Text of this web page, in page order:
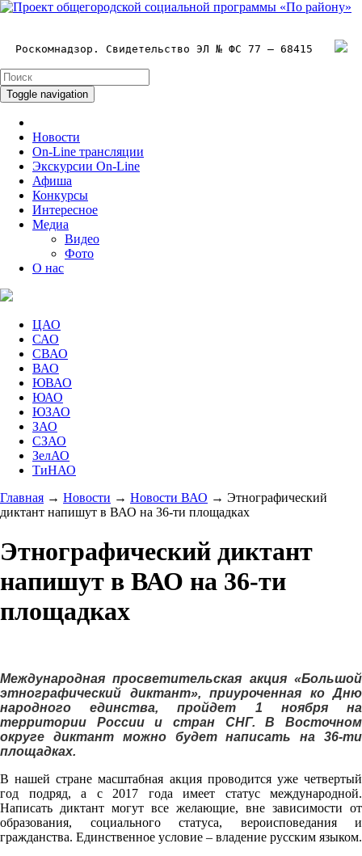
Роскомнадзор. Свидетельство ЭЛ № ФС 77 – 68415
Toggle navigation
Новости
On-Line трансляции
Экскурсии On-Line
Афиша
Конкурсы
Интересное
Медиа
Видео
Фото
О нас
ЦАО
САО
СВАО
ВАО
ЮВАО
ЮАО
ЮЗАО
ЗАО
СЗАО
ЗелАО
ТиНАО
Главная → Новости → Новости ВАО → Этнографический
диктант напишут в ВАО на 36-ти площадках
Этнографический диктант
напишут в ВАО на 36-ти
площадках
Международная просветительская акция «Большой
этнографический диктант», приуроченная ко Дню
народного единства, пройдет 1 ноября на
территории России и стран СНГ. В Восточном
округе диктант можно будет написать на 36-ти
площадках.
В нашей стране масштабная акция проводится уже четвертый
год подряд, а с 2017 года имеет статус международной.
Написать диктант могут все желающие, вне зависимости от
образования, социального статуса, вероисповедания и
гражданства. Единственное условие – владение русским языком.